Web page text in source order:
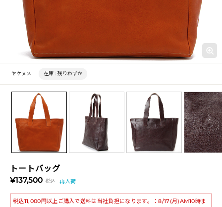
トートバッグ
¥137,500 税込 再入荷
税込11,000円以上ご購入で送料は当社負担になります。：8/17(月)AM10時ま
ヤケヌメ 在庫 : 残りわずか